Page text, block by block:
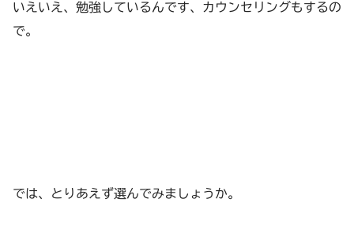
いえいえ、勉強しているんです、カウンセリングもするの
で。
では、とりあえず選んでみましょうか。